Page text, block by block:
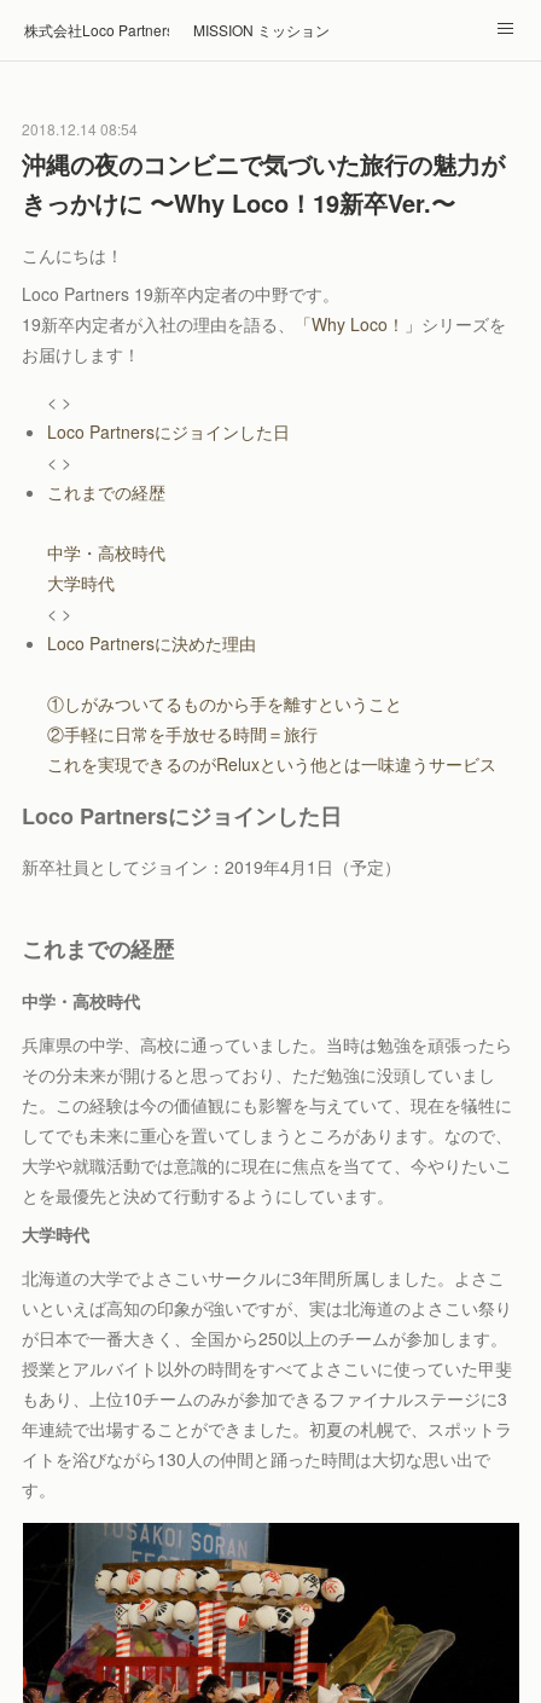
株式会社Loco Partners 🏠HomeMISSION ミッション
Blog ブログ
2018.12.14 08:54
沖縄の夜のコンビニで気づいた旅行の魅力が
きっかけに 〜Why Loco！19新卒Ver.〜
こんにちは！
Loco Partners 19新卒内定者の中野です。
19新卒内定者が入社の理由を語る、
「Why Loco！」 シリーズを
お届けします！
< >
Loco Partnersにジョインした日
< >
これまでの経歴
中学・高校時代
大学時代
< >
Loco Partnersに決めた理由
①しがみついてるものから手を離すということ
②手軽に日常を手放せる時間＝旅行
これを実現できるのがReluxという他とは一味違うサービス
Loco Partnersにジョインした日
新卒社員としてジョイン：2019年4月1日（予定）
これまでの経歴
中学・高校時代
兵庫県の中学、高校に通っていました。当時は勉強を頑張ったら
その分未来が開けると思っており、ただ勉強に没頭していまし
た。この経験は今の価値観にも影響を与えていて、現在を犠牲に
してでも未来に重心を置いてしまうところがあります。なので、
大学や就職活動では意識的に現在に焦点を当てて、今やりたいこ
とを最優先と決めて行動するようにしています。
大学時代
北海道の大学でよさこいサークルに3年間所属しました。よさこ
いといえば高知の印象が強いですが、実は北海道のよさこい祭り
が日本で一番大きく、全国から250以上のチームが参加します。
授業とアルバイト以外の時間をすべてよさこいに使っていた甲斐
もあり、上位10チームのみが参加できるファイナルステージに3
年連続で出場することができました。初夏の札幌で、スポットラ
イトを浴びながら130人の仲間と踊った時間は大切な思い出で
す。